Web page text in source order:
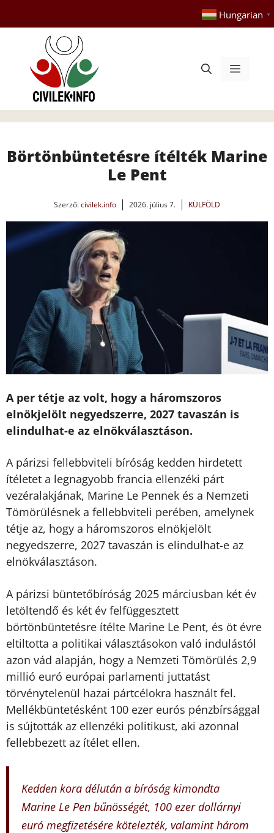
tartalomba
Hungarian ▼
Menü
Börtönbüntetésre ítélték Marine
Le Pent
Szerző:civilek.info 2026. július 7. KÜLFÖLD
A per tétje az volt, hogy a háromszoros
elnökjelölt negyedszerre, 2027 tavaszán is
elindulhat-e az elnökválasztáson.
A párizsi fellebbviteli bíróság kedden hirdetett
ítéletet a legnagyobb francia ellenzéki párt
vezéralakjának, Marine Le Pennek és a Nemzeti
Tömörülésnek a fellebbviteli perében, amelynek
tétje az, hogy a háromszoros elnökjelölt
negyedszerre, 2027 tavaszán is elindulhat-e az
elnökválasztáson.
A párizsi büntetőbíróság 2025 márciusban két év
letöltendő és két év felfüggesztett
börtönbüntetésre ítélte Marine Le Pent, és öt évre
eltiltotta a politikai választásokon való indulástól
azon vád alapján, hogy a Nemzeti Tömörülés 2,9
millió euró európai parlamenti juttatást
törvénytelenül hazai pártcélokra használt fel.
Mellékbüntetésként 100 ezer eurós pénzbírsággal
is sújtották az ellenzéki politikust, aki azonnal
fellebbezett az ítélet ellen.
Kedden kora délután a bíróság kimondta
Marine Le Pen bűnösségét, 100 ezer dollárnyi
euró megfizetésére kötelezték, valamint három